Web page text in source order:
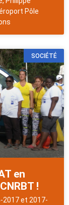
Pôle
SOCIÉTÉ
en
!
2017 et 2017-